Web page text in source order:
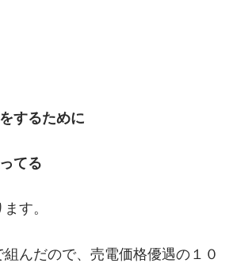
するために
てる
す。
組んだので、売電価格優遇の１０